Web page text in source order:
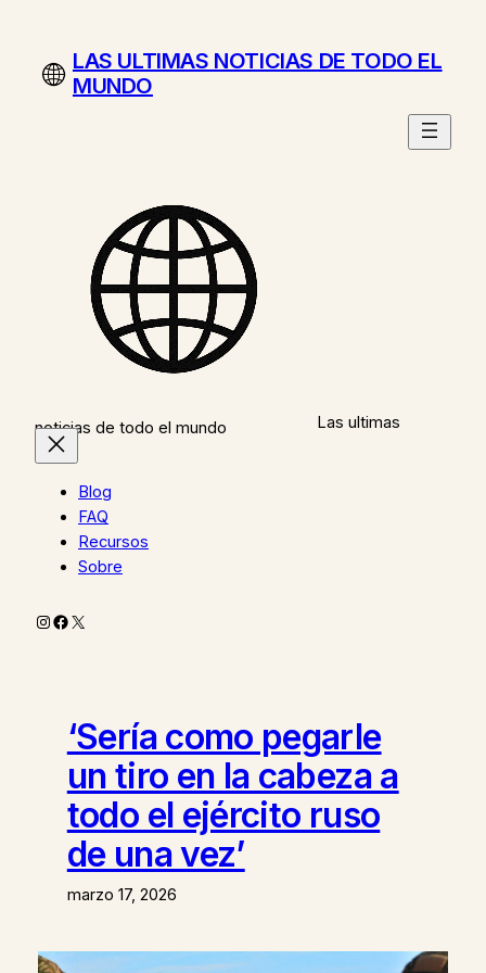
contenidoLAS ULTIMAS NOTICIAS DE TODO EL
MUNDO
Las ultimas
noticias de todo el mundo
Blog
FAQ
Recursos
Sobre
Instagram
Facebook
X
‘Sería como pegarle
un tiro en la cabeza a
todo el ejército ruso
de una vez’
marzo 17, 2026